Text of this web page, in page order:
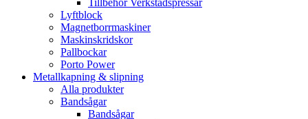
Tillbehör Verkstadspressar
Lyftblock
Magnetborrmaskiner
Maskinskridskor
Pallbockar
Porto Power
Metallkapning & slipning
Alla produkter
Bandsågar
Bandsågar